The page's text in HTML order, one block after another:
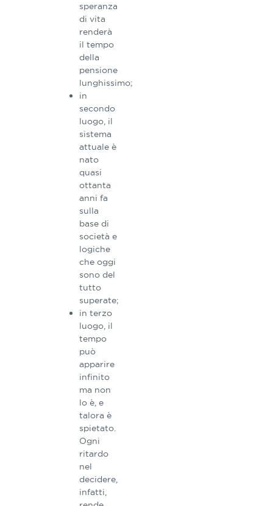
speranza
di vita
renderà
il tempo
della
pensione
lunghissimo;
in
secondo
luogo, il
sistema
attuale è
nato
quasi
ottanta
anni fa
sulla
base di
società e
logiche
che oggi
sono del
tutto
superate;
in terzo
luogo, il
tempo
può
apparire
infinito
ma non
lo è, e
talora è
spietato.
Ogni
ritardo
nel
decidere,
infatti,